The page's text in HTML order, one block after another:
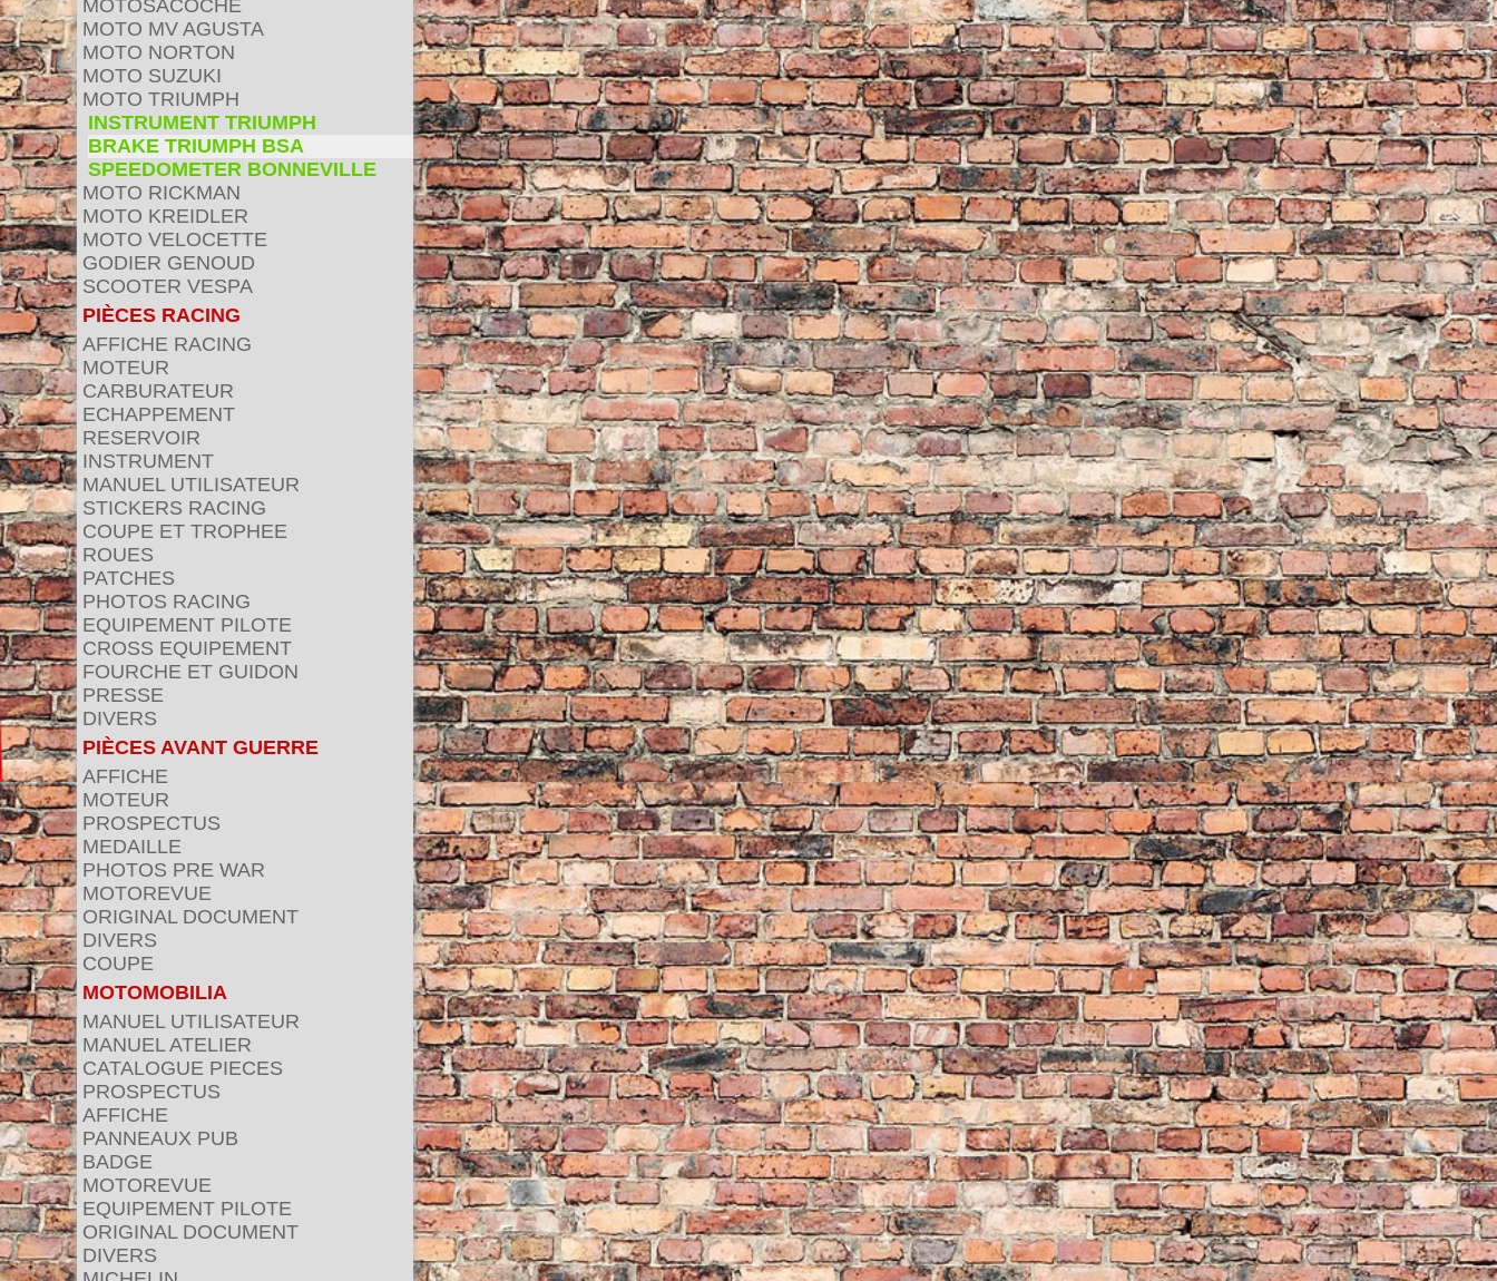
MOTOSACOCHE
MOTO MV AGUSTA
MOTO NORTON
MOTO SUZUKI
MOTO TRIUMPH
INSTRUMENT TRIUMPH
BRAKE TRIUMPH BSA
SPEEDOMETER BONNEVILLE
MOTO RICKMAN
MOTO KREIDLER
MOTO VELOCETTE
GODIER GENOUD
SCOOTER VESPA
PIÈCES RACING
AFFICHE RACING
MOTEUR
CARBURATEUR
ECHAPPEMENT
RESERVOIR
INSTRUMENT
MANUEL UTILISATEUR
STICKERS RACING
COUPE ET TROPHEE
ROUES
PATCHES
PHOTOS RACING
EQUIPEMENT PILOTE
CROSS EQUIPEMENT
FOURCHE ET GUIDON
PRESSE
DIVERS
PIÈCES AVANT GUERRE
AFFICHE
MOTEUR
PROSPECTUS
MEDAILLE
PHOTOS PRE WAR
MOTOREVUE
ORIGINAL DOCUMENT
DIVERS
COUPE
MOTOMOBILIA
MANUEL UTILISATEUR
MANUEL ATELIER
CATALOGUE PIECES
PROSPECTUS
AFFICHE
PANNEAUX PUB
BADGE
MOTOREVUE
EQUIPEMENT PILOTE
ORIGINAL DOCUMENT
DIVERS